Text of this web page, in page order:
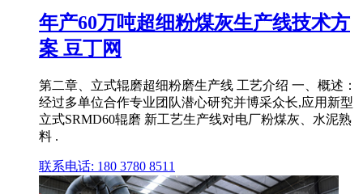
年产60万吨超细粉煤灰生产线技术方
案 豆丁网
第二章、立式辊磨超细粉磨生产线 工艺介绍 一、概述：
经过多单位合作专业团队潜心研究并博采众长,应用新型
立式SRMD60辊磨 新工艺生产线对电厂粉煤灰、水泥熟
料 .
联系电话: 180 3780 8511